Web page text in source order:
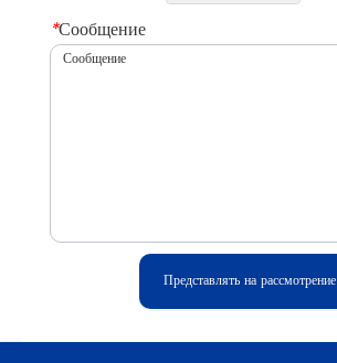
*Сообщение
Представлять на рассмотрение